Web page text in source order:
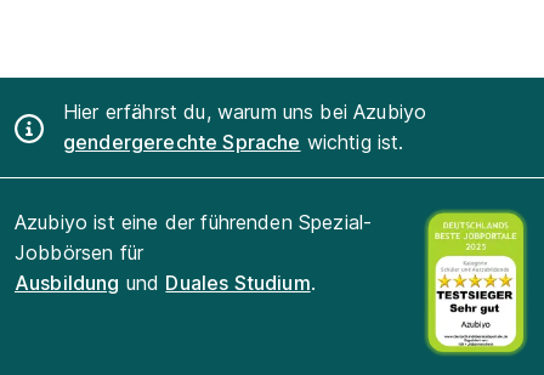
Hier erfährst du, warum uns bei Azubiyo
gendergerechte Sprache wichtig ist.
Azubiyo ist eine der führenden Spezial-
Jobbörsen für
Ausbildung und Duales Studium.